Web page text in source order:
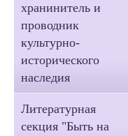
хранинитель и
проводник
культурно-
исторического
наследия
Литературная
секция "Быть на